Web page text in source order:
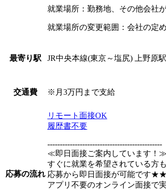
就業場所：勤務地、その他会社
就業場所の変更範囲：会社の定
最寄り駅 JR中央本線(東京～塩尻) 上野原駅
交通費 ※月3万円まで支給
応募の流れ
リモート面接OK
履歴書不要
----------------------------------------------
≪即日面接ご案内しています！≫
すぐに就業を希望されている方
応募から即日面接が可能です★★
アプリ不要のオンライン面接で実